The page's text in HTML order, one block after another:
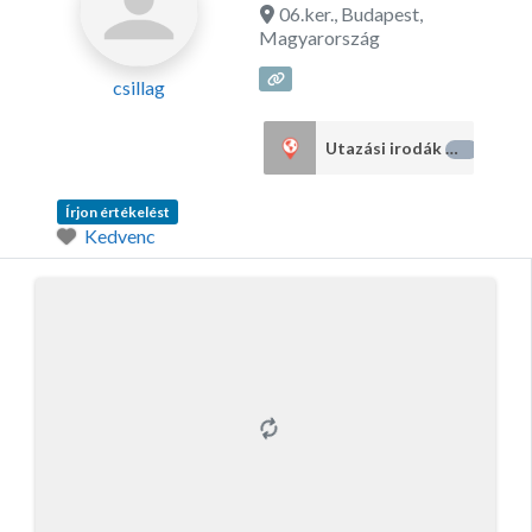
csillag
06.ker., Budapest,
Magyarország
Utazási irodák38
Írjon értékelést
Kedvenc